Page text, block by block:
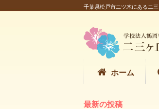
千葉県松戸市二ツ木にある二
ホーム
最新の投稿